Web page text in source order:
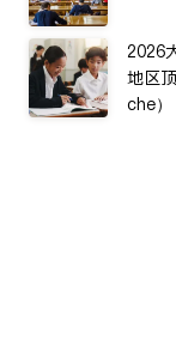
2026
地区
che）